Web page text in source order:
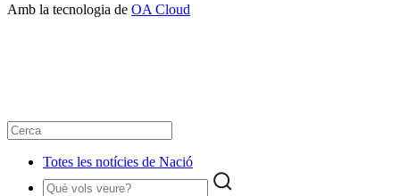
Amb la tecnologia de OA Cloud
Totes les notícies de Nació